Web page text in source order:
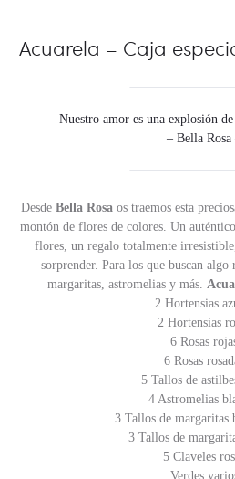
Acuarela – Caja
Nuestro amor es una explosión de
– Bella Rosa
Desde Bella Rosa os traemos esta
montón de flores de colores. Un
flores, un regalo totalmente
sorprender. Para los que buscan algo
margaritas, astromelias y más.
2 Hortensias
2 Hortensias
6 Rosas
6 Rosas
5 Tallos de
4 Astromelias
3 Tallos de margaritas
3 Tallos de
5 Claveles
Verdes